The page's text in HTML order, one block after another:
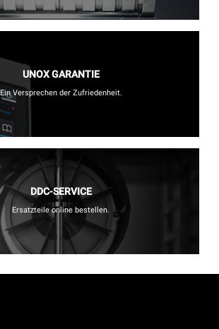
UNOX GARANTIE
Ein Versprechen der Zufriedenheit.
DDC-SERVICE
Ersatzteile online bestellen.